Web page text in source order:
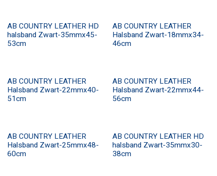
AB COUNTRY LEATHER HD
halsband Zwart-35mmx45-
53cm
AB COUNTRY LEATHER
Halsband Zwart-18mmx34-
46cm
AB COUNTRY LEATHER
Halsband Zwart-22mmx40-
51cm
AB COUNTRY LEATHER
Halsband Zwart-22mmx44-
56cm
AB COUNTRY LEATHER
Halsband Zwart-25mmx48-
60cm
AB COUNTRY LEATHER HD
halsband Zwart-35mmx30-
38cm